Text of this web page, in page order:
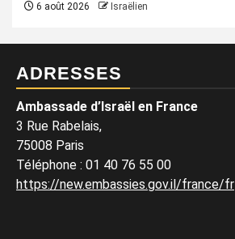
6 août 2026 Israëlien
ADRESSES
Ambassade d’Israël en France
3 Rue Rabelais,
75008 Paris
Téléphone : 01 40 76 55 00
https://new.embassies.gov.il/france/fr